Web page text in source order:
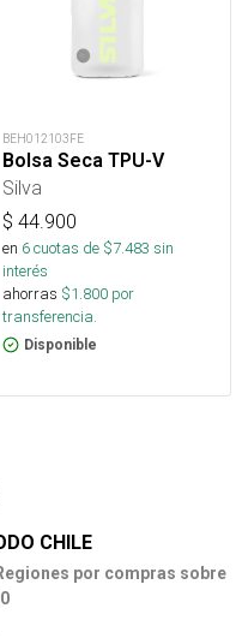
BEH012103FE
Bolsa Seca TPU-V
Silva
$ 44.900
en 6cuotas de $7.483 sin
interés
ahorras $1.800 por
transferencia.
Disponible
CHILE
por compras sobre